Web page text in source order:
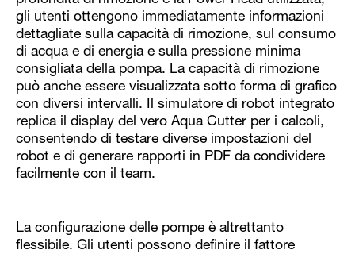
gli utenti ottengono immediatamente informazioni
dettagliate sulla capacità di rimozione, sul consumo
di acqua e di energia e sulla pressione minima
consigliata della pompa. La capacità di rimozione
può anche essere visualizzata sotto forma di grafico
con diversi intervalli. Il simulatore di robot integrato
replica il display del vero Aqua Cutter per i calcoli,
consentendo di testare diverse impostazioni del
robot e di generare rapporti in PDF da condividere
facilmente con il team.
La configurazione delle pompe è altrettanto
flessibile. Gli utenti possono definire il fattore